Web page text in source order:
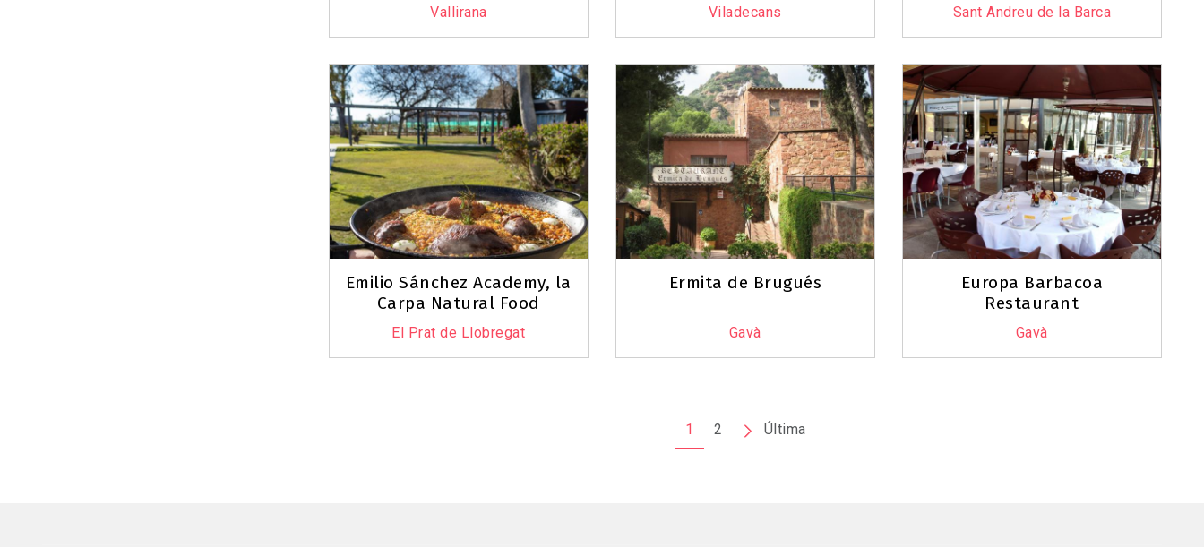
Vallirana Viladecans Sant Andreu de la Barca
Emilio Sánchez Academy, la
Carpa Natural Food
El Prat de Llobregat
Ermita de Brugués
Gavà
Europa Barbacoa
Restaurant
Gavà
1 2
Pàgina
Última